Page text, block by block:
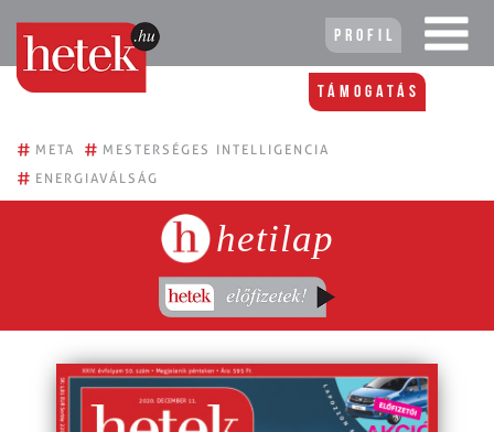
Profil
Támogatás
# META # MESTERSÉGES INTELLIGENCIA
# ENERGIAVÁLSÁG
hetilap